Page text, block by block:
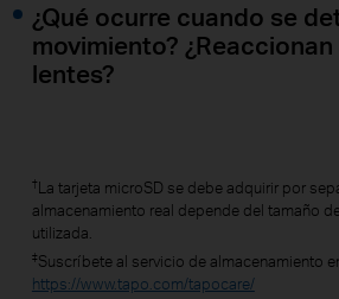
¿Qué ocurre cuando se
movimiento?
lentes?
†La tarjeta microSD se debe adquirir por
almacenamiento real depende del tamaño
utilizada.
‡Suscríbete al servicio de almacenamiento
https://www.tapo.com/tapocare/